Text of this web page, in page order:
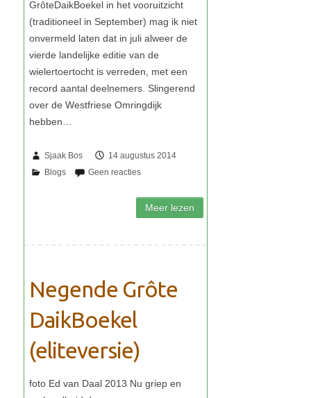
Sjaak Bos 14 augustus 2014
Negende Grôte
DaikBoekel
(eliteversie)